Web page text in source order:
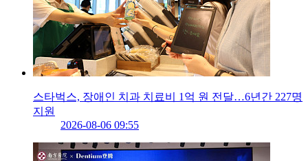
스타벅스, 장애인 치과 치료비 1억 원 전달…6년간 227명
지원
2026-08-06 09:55